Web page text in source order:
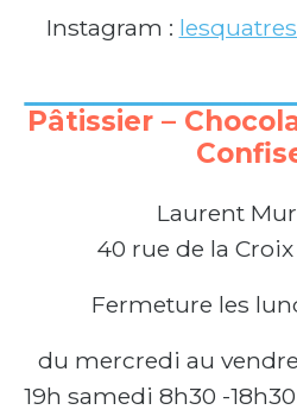
Instagram :
Pâtissier –
Laurent
40 rue de la
Fermeture les
du mercredi au
19h samedi 8h30 -